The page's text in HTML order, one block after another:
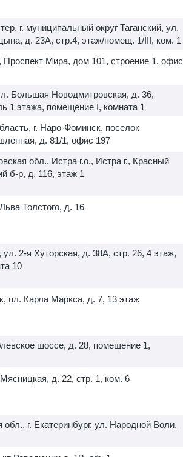
г. муниципальный округ Таганский, ул.
д. 23А, стр.4, этаж/помещ. 1/III, ком. 1
Проспект Мира, дом 101, строение 1, офис
Большая Новодмитровская, д. 36,
1 этажа, помещение I, комната 1
г. Наро-Фоминск, поселок
д. 81/1, офис 197
обл., Истра г.о., Истра г., Красный
б-р, д. 116, этаж 1
Толстого, д. 16
ул. 2-я Хуторская, д. 38А, стр. 26, 4 этаж,
10
пл. Карла Маркса, д. 7, 13 этаж
шоссе, д. 28, помещение 1,
д. 22, стр. 1, ком. 6
г. Екатеринбург, ул. Народной Воли,